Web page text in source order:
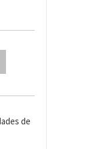
de